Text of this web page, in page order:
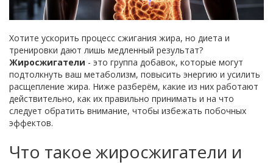
Хотите ускорить процесс сжигания жира, но диета и
тренировки дают лишь медленный результат?
Жиросжигатели - это группа добавок, которые могут
подтолкнуть ваш метаболизм, повысить энергию и усилить
расщепление жира. Ниже разберём, какие из них работают
действительно, как их правильно принимать и на что
следует обратить внимание, чтобы избежать побочных
эффектов.
Что такое жиросжигатели и